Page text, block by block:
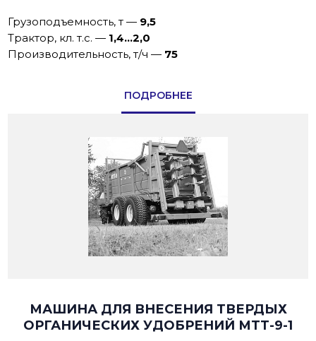
Грузоподъемность, т— 9,5
Трактор, кл. т.с. — 1,4...2,0
Производительность, т/ч — 75
ПОДРОБНЕЕ
МАШИНА ДЛЯ ВНЕСЕНИЯ ТВЕРДЫХ
ОРГАНИЧЕСКИХ УДОБРЕНИЙ МТТ-9-1